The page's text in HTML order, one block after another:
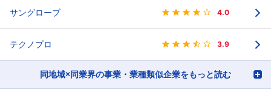
サングローブ 4.0
テクノプロ 3.9
同地域×同業界の事業・業種類似企業をもっと読む